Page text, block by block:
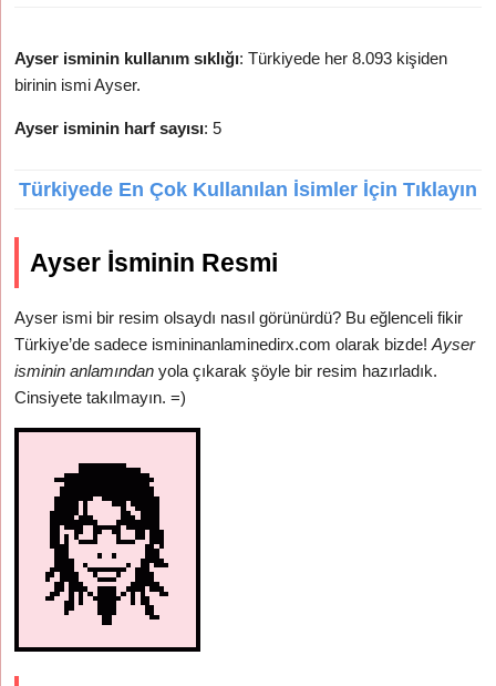
Ayser isminin kullanım sıklığı: Türkiyede her 8.093 kişiden
birinin ismi Ayser.
Ayser isminin harf sayısı: 5
Türkiyede En Çok Kullanılan İsimler İçin Tıklayın
Ayser İsminin Resmi
Ayser ismi bir resim olsaydı nasıl görünürdü? Bu eğlenceli fikir
Türkiye’de sadece ismininanlaminedirx.com olarak bizde!Ayser
isminin anlamından yola çıkarak şöyle bir resim hazırladık.
Cinsiyete takılmayın. =)